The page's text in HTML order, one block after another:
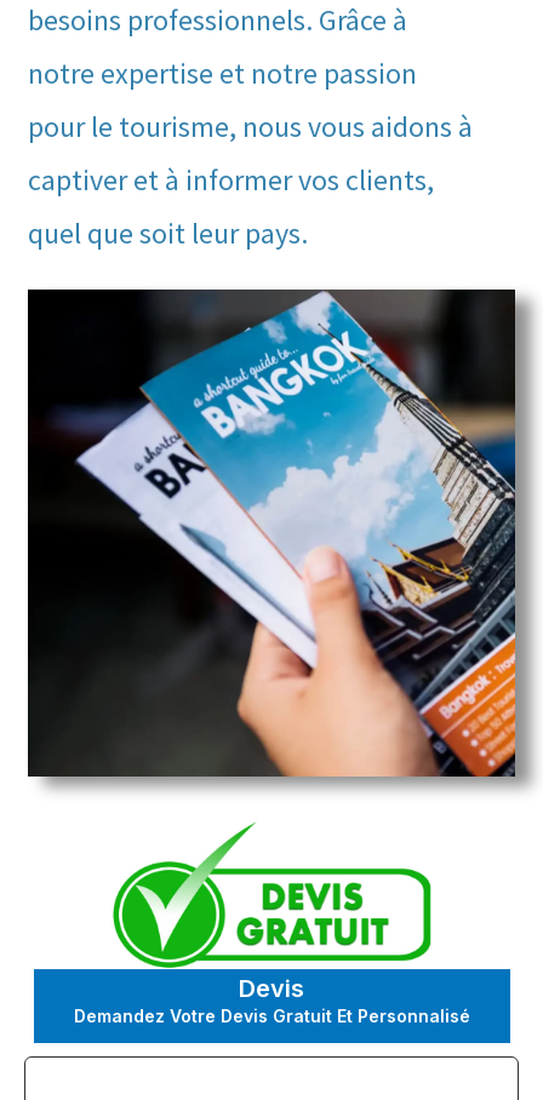
besoins professionnels. Grâce à
notre expertise et notre passion
pour le tourisme, nous vous aidons à
captiver et à informer vos clients,
quel que soit leur pays.
Devis
Demandez Votre Devis Gratuit Et Personnalisé